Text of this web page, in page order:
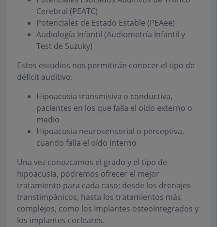
Cerebral (PEATC)
Potenciales de Estado Estable (PEAee)
Audiología Infantil (Audiometría Infantil y
Test de Suzuky)
Estos estudios nos permitirán conocer el tipo de
déficit auditivo:
Hipoacusia transmisiva o conductiva,
pacientes en los que falla el oído externo o
medio
Hipoacusia neurosensorial o perceptiva,
cuando falla el oído interno
Una vez conozcamos el grado y el tipo de
hipoacusia, podremos ofrecer el mejor
tratamiento para cada caso; desde los drenajes
transtimpánicos, hasta los tratamientos más
complejos, como los implantes osteointegrados y
los implantes cocleares.